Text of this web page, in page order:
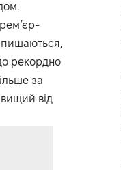
пишаються,
рекордно
за
вищий від